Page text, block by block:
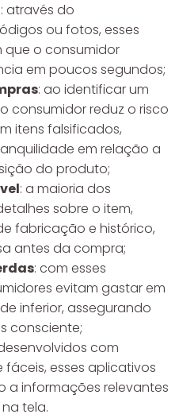
: através do
ou fotos, esses
que o consumidor
em poucos segundos;
: ao identificar um
consumidor reduz o risco
itens falsificados,
em relação a
do produto;
: a maioria dos
sobre o item,
fabricação e histórico,
antes da compra;
: com esses
evitam gastar em
inferior, assegurando
consciente;
com
esses aplicativos
a informações relevantes
tela.